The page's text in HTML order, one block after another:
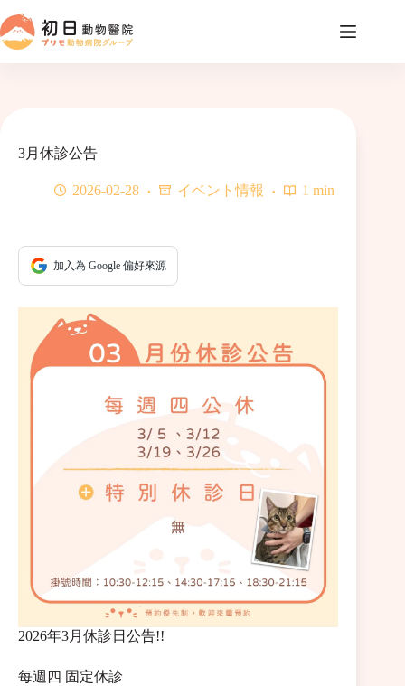
ン
テ
3月休診公告
2026-02-28 イベント情報 1 min
加入為 Google 偏好來源
2026年3月休診日公告!!
每週四 固定休診